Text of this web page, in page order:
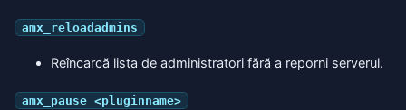
amx_reloadadmins
Reîncarcă lista de administratori fără a reporni serverul.
amx_pause <pluginname>